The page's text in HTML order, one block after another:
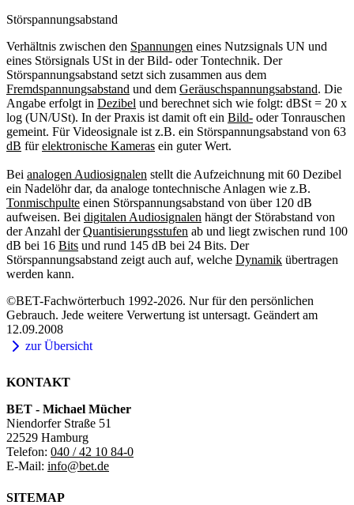
Störspannungsabstand
Verhältnis zwischen den Spannungen eines Nutzsignals UN und
eines Störsignals USt in der Bild- oder Tontechnik. Der
Störspannungsabstand setzt sich zusammen aus dem
Fremdspannungsabstand und dem Geräuschspannungsabstand. Die
Angabe erfolgt in Dezibel und berechnet sich wie folgt: dBSt = 20 x
log (UN/USt). In der Praxis ist damit oft ein Bild- oder Tonrauschen
gemeint. Für Videosignale ist z.B. ein Störspannungsabstand von 63
dB fürelektronische Kameras ein guter Wert.
Bei analogen Audiosignalen stellt die Aufzeichnung mit 60 Dezibel
ein Nadelöhr dar, da analoge tontechnische Anlagen wie z.B.
Tonmischpulte einen Störspannungsabstand von über 120 dB
aufweisen. Bei digitalen Audiosignalen hängt der Störabstand von
der Anzahl derQuantisierungsstufen ab und liegt zwischen rund 100
dB bei 16 Bits und rund 145 dB bei 24 Bits. Der
Störspannungsabstand zeigt auch auf, welche Dynamik übertragen
werden kann.
©BET-Fachwörterbuch 1992-2026. Nur für den persönlichen
Gebrauch. Jede weitere Verwertung ist untersagt. Geändert am
12.09.2008
zur Übersicht
KONTAKT
BET - Michael Mücher
Niendorfer Straße 51
22529 Hamburg
Telefon: 040 / 42 10 84-0
E-Mail: info@bet.de
SITEMAP